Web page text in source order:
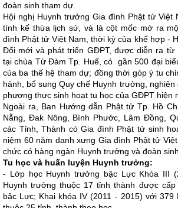
đoàn sinh tham dự.
Hội nghị Huynh trưởng Gia đình Phật tử Việt
tính kế thừa lịch sử, và là cột mốc mở ra
đình Phật tử Việt Nam, thời kỳ của khế hợp -
Đổi mới và phát triển GĐPT, được diễn ra từ
tại chùa Từ Đàm Tp. Huế, có gần 500 đại
của ba thế hệ tham dự; đồng thời góp ý tu
hành, bổ sung Quy chế Huynh trưởng,
phương thực sinh hoạt tu học của GĐPT hiện
Ngoài ra, Ban Hướng dẫn Phật tử Tp. Hồ
Nẵng, Đak Nông, Bình Phước, Lâm Đồng,
các Tỉnh, Thành có Gia đình Phật tử sinh
niệm 60 năm danh xưng Gia đình Phật tử
chức có hàng ngàn Huynh trưởng và đoàn
Tu học và huấn luyện Huynh trưởng:
- Lớp học Huynh trưởng bậc Lực Khóa III
Huynh trưởng thuộc 17 tỉnh thành được
bậc Lực; Khai khóa IV (2011 - 2015) với 379